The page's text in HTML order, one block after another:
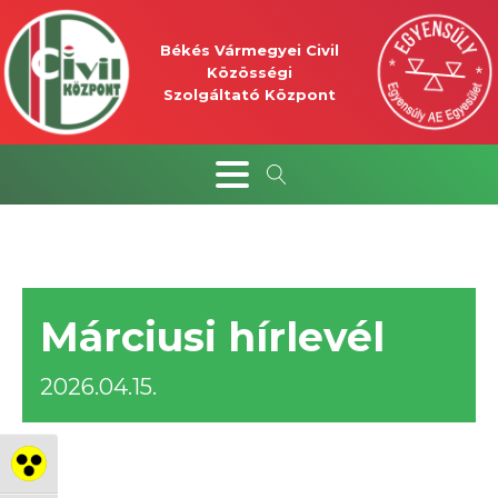
Nagy kontraszt váltása
Békés Vármegyei Civil
Közösségi
Szolgáltató Központ
Márciusi hírlevél
2026.04.15.